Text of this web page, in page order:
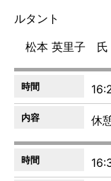
ルタント
松本 英里子 氏
休